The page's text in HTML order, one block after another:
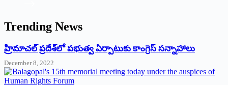
Trending News
‌హ్రిమాచల్‌ ‌ప్రదేశ్‌లో పభుత్వ ఏర్పాటుకు కాంగ్రెస్‌ ‌సన్నాహాలు
December 8, 2022